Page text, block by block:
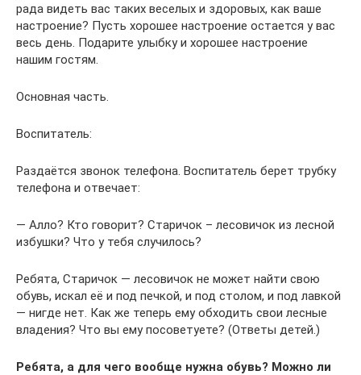
рада видеть вас таких веселых и здоровых, как ваше
настроение? Пусть хорошее настроение остается у вас
весь день. Подарите улыбку и хорошее настроение
нашим гостям.
Основная часть.
Воспитатель:
Раздаётся звонок телефона. Воспитатель берет трубку
телефона и отвечает:
— Алло? Кто говорит? Старичок – лесовичок из лесной
избушки? Что у тебя случилось?
Ребята, Старичок — лесовичок не может найти свою
обувь, искал её и под печкой, и под столом, и под лавкой
— нигде нет. Как же теперь ему обходить свои лесные
владения? Что вы ему посоветуете? (Ответы детей.)
Ребята, а для чего вообще нужна обувь? Можно ли